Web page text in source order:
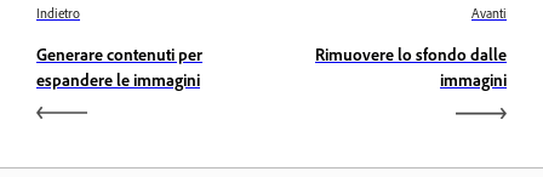
Indietro
Generare contenuti per
espandere le immagini
Avanti
Rimuovere lo sfondo dalle
immagini